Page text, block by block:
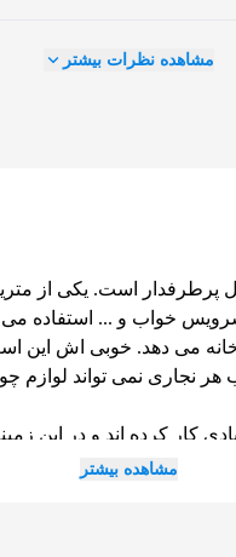
مشاهده نظرات بیشتر
است. یکی از
خواب و ... استفاده
می دهد. خوبی اش این است
نجاری نمی تواند لوازم
کار کرده اند و در این
بسیار زیبا انجام دهند.
مشاهده بیشتر